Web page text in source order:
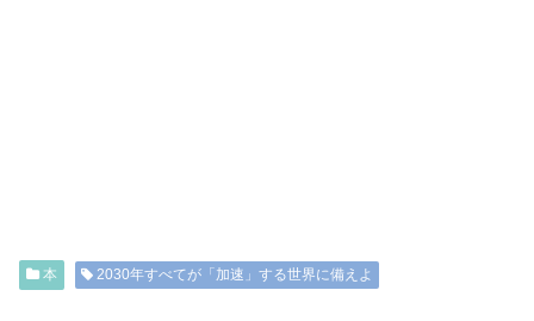
本 2030年すべてが「加速」する世界に備えよ